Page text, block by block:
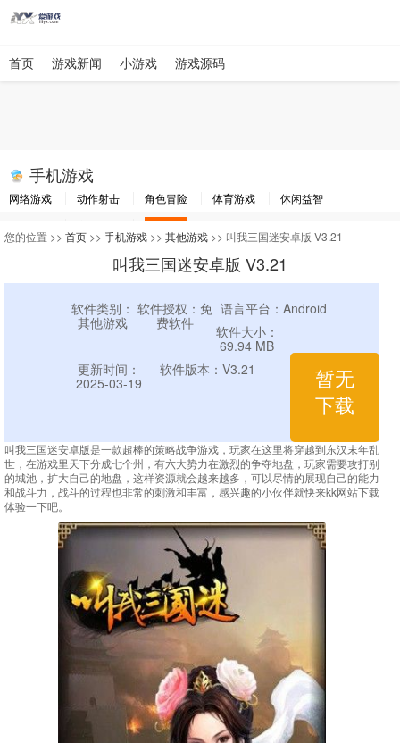
首页 游戏新闻 小游戏 游戏源码
手机游戏
网络游戏 动作射击 角色冒险 体育游戏
休闲益智
其他游戏
您的位置 >> 首页 >> 手机游戏 >> 其他游戏 >> 叫我三国迷安卓版 V3.21
叫我三国迷安卓版 V3.21
软件类别：
其他游戏
软件授权：免
费软件
语言平台：Android
软件大小：
69.94 MB
更新时间：
2025-03-19
软件版本：V3.21
暂无
下载
叫我三国迷安卓版是一款超棒的策略战争游戏，玩家在这里将穿越到东汉末年乱
世，在游戏里天下分成七个州，有六大势力在激烈的争夺地盘，玩家需要攻打别
的城池，扩大自己的地盘，这样资源就会越来越多，可以尽情的展现自己的能力
和战斗力，战斗的过程也非常的刺激和丰富，感兴趣的小伙伴就快来kk网站下载
体验一下吧。